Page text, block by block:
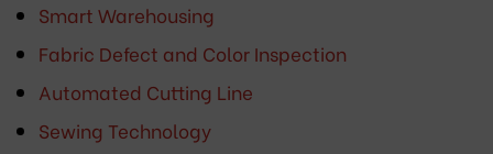
Smart Warehousing
Fabric Defect and Color Inspection
Automated Cutting Line
Sewing Technology